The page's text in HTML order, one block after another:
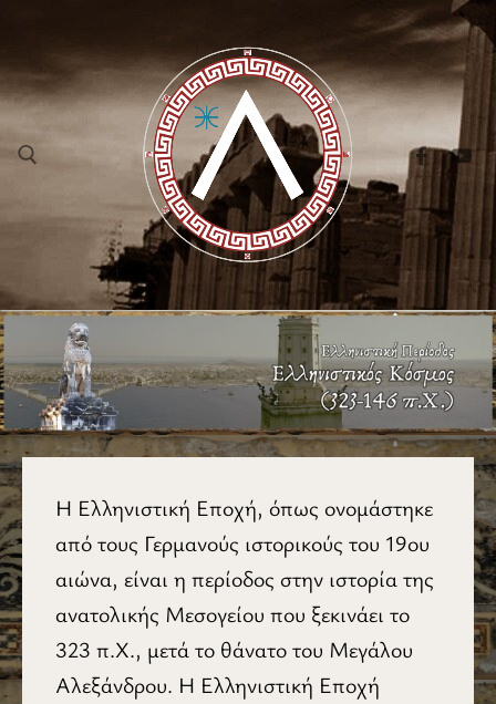
H Ελληνιστική Εποχή, όπως ονομάστηκε
από τους Γερμανούς ιστορικούς του 19ου
αιώνα, είναι η περίοδος στην ιστορία της
ανατολικής Μεσογείου που ξεκινάει το
323 π.Χ., μετά το θάνατο του Μεγάλου
Αλεξάνδρου. H Ελληνιστική Εποχή